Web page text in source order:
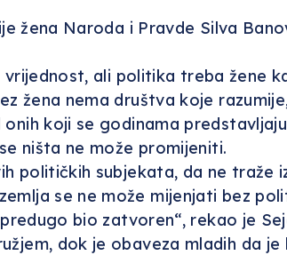
žena Naroda i Pravde Silva
ali politika treba žene
žena nema društva koje
koji se godinama
ništa ne može promijeniti.
političkih subjekata, da ne
se ne može mijenjati bez
bio zatvoren“, rekao je
dok je obaveza mladih da je